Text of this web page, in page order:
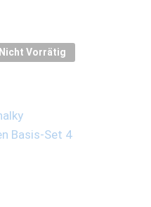
Nicht Vorrätig